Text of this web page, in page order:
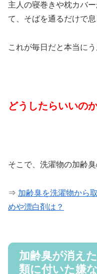
主人の寝巻きや枕カバ
て、そばを通るだけで
これが毎日だと本当にう
どうしたらいいの
そこで、洗濯物の加齢
⇒ 加齢臭を洗濯物から
めや漂白剤は？
加齢臭が消え
類に付いた嫌